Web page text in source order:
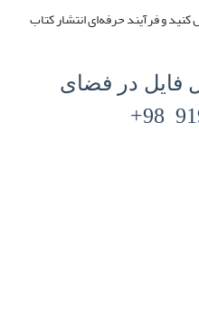
کنید و فرآیند حرفه‌ای انتشار کتاب
فایل در فضای